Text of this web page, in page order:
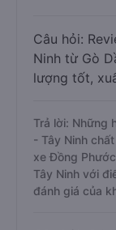
Câu hỏi:
Ninh từ Gò
lượng tốt,
Trả lời: Những
- Tây Ninh
xe Đồng
Tây Ninh với
đánh giá của